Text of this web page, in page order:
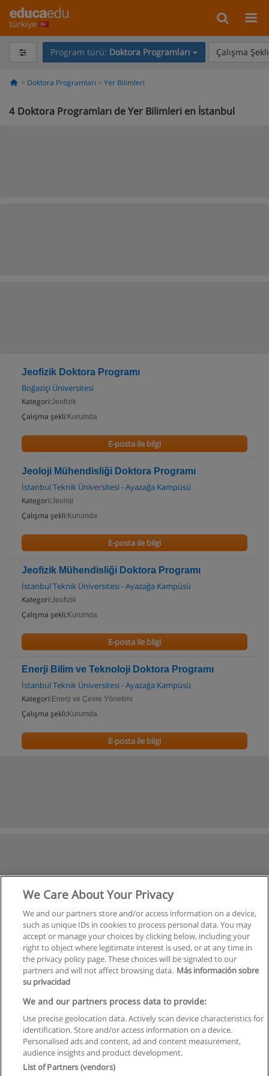
türkiye
Program türü: Doktora Programları Çalışma
Doktora Programları Yer Bilimleri
4 Doktora Programları de Yer Bilimleri en İstanbul
Jeofizik Doktora Programı
Boğaziçi Üniversitesi
Kategori:Jeofizik
Çalışma şekli: Kurumda
E-posta ile bilgi
Jeoloji Mühendisliği Doktora Programı
İstanbul Teknik Üniversitesi - Ayazağa Kampüsü
Kategori:Jeoloji
Çalışma şekli: Kurumda
E-posta ile bilgi
Jeofizik Mühendisliği Doktora Programı
İstanbul Teknik Üniversitesi - Ayazağa Kampüsü
Kategori:Jeofizik
Çalışma şekli: Kurumda
E-posta ile bilgi
Enerji Bilim ve Teknoloji Doktora Programı
İstanbul Teknik Üniversitesi - Ayazağa Kampüsü
Kategori: Enerji ve Çevre Yönetimi
Çalışma şekli: Kurumda
E-posta ile bilgi
Kullanım koşulları
Gizlilik politikası
We Care About Your Privacy
We and our partners store and/or access information on a device,
such as unique IDs in cookies to process personal data. You may
accept or manage your choices by clicking below, including your
right to object where legitimate interest is used, or at any time in
the privacy policy page. These choices will be signaled to our
partners and will not affect browsing data. Más información sobre
su privacidad
We and our partners process data to provide:
Use precise geolocation data. Actively scan device characteristics for
identification. Store and/or access information on a device.
Personalised ads and content, ad and content measurement,
audience insights and product development.
List of Partners (vendors)